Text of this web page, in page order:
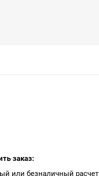
заказ:
или безналичный расчет